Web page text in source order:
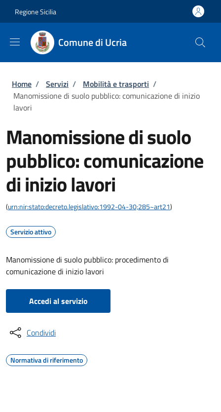
Regione Sicilia
Comune di Ucria
Briciole di pane
Home / Servizi / Mobilità e trasporti /
Manomissione di suolo pubblico: comunicazione di inizio
lavori
Manomissione di suolo
pubblico: comunicazione
di inizio lavori
(urn:nir:stato:decreto.legislativo:1992-04-30;285~art21)
Servizio attivo
Manomissione di suolo pubblico: procedimento di
comunicazione di inizio lavori
Accedi al servizio
Condividi
Normativa di riferimento